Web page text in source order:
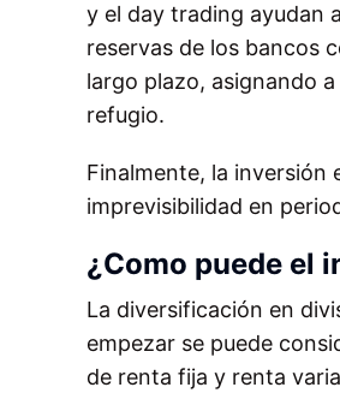
y el day trading ayudan
reservas de los bancos
largo plazo, asignando
refugio.
Finalmente, la inversión
imprevisibilidad en
¿Como puede el
La diversificación en
empezar se puede
de renta fija y renta